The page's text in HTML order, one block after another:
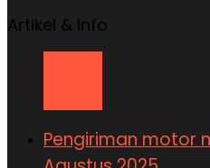
Artikel & Info
Pengiriman motor